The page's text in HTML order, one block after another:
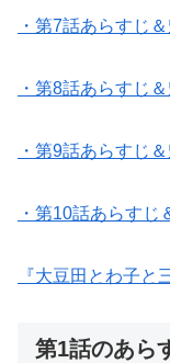
・第7話あらすじ
・第8話あらすじ
・第9話あらすじ
・第10話あらすじ
『大豆田とわ子と
第1話のあら